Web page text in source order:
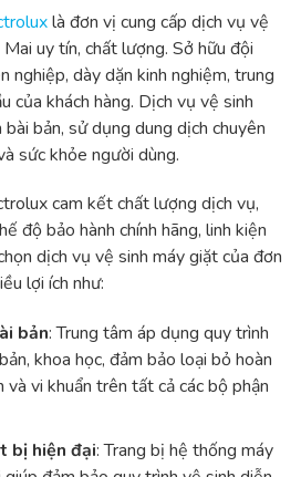
là đơn vị cung cấp dịch vụ vệ
uy tín, chất lượng. Sở hữu đội
nghiệp, dày dặn kinh nghiệm, trung
của khách hàng. Dịch vụ vệ sinh
bản, sử dụng dung dịch chuyên
sức khỏe người dùng.
cam kết chất lượng dịch vụ,
độ bảo hành chính hãng, linh kiện
dịch vụ vệ sinh máy giặt của đơn
lợi ích như:
bản: Trung tâm áp dụng quy trình
khoa học, đảm bảo loại bỏ hoàn
và vi khuẩn trên tất cả các bộ phận
bị hiện đại: Trang bị hệ thống máy